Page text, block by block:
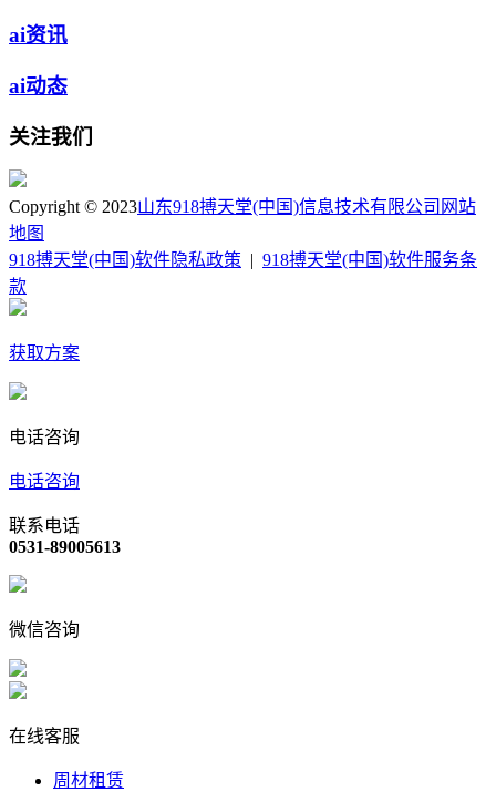
ai资讯
ai动态
关注我们
Copyright © 2023山东918搏天堂(中国)信息技术有限公司 网站
地图
918搏天堂(中国)软件隐私政策
918搏天堂(中国)软件服务条
款
获取方案
电话咨询
电话咨询
联系电话
0531-89005613
微信咨询
在线客服
周材租赁